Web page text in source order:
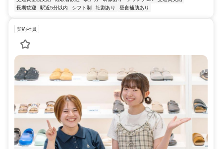
長期歓迎
駅近5分以内 シフト制 社割あり 昼食補助あり
契約社員